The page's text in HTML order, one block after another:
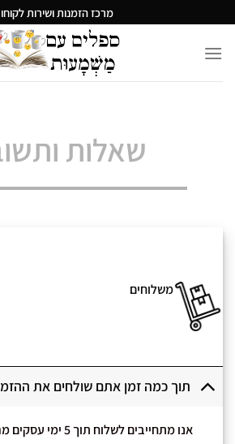
to
content
מרכז הזמנות ושירות
שאלות
משלוחים
תוך כמה זמן אתם שולחים את
אנו מתחייבים לשלוח